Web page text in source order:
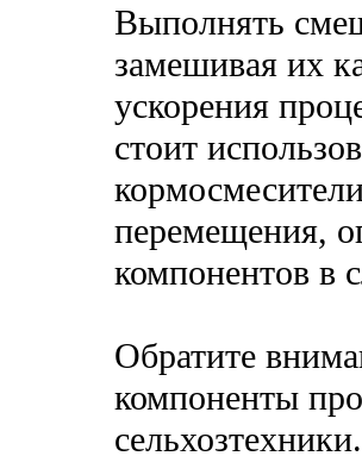
Выполнять
замешивая их
ускорения
стоит
перемещения,
компонентов в
Обратите
компоненты